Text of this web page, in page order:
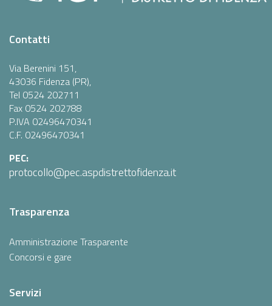
Contatti
Via Berenini 151,
43036 Fidenza (PR),
Tel 0524 202711
Fax 0524 202788
P.IVA 02496470341
C.F. 02496470341
PEC:
protocollo@pec.aspdistrettofidenza.it
Trasparenza
Amministrazione Trasparente
Concorsi e gare
Servizi